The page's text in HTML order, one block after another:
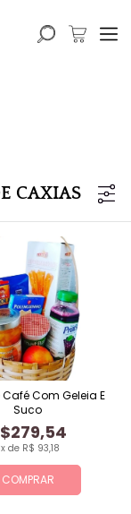
CAXIAS
COMPRAR
de R$ 93,18
Com Geleia E
Suco